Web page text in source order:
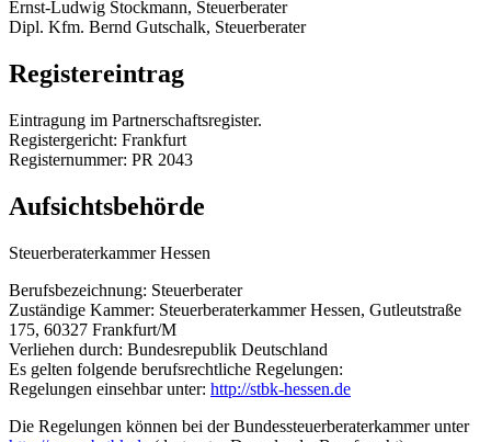
Ernst-Ludwig Stockmann, Steuerberater
Dipl. Kfm. Bernd Gutschalk, Steuerberater
Registereintrag
Eintragung im Partnerschaftsregister.
Registergericht: Frankfurt
Registernummer: PR 2043
Aufsichtsbehörde
Steuerberaterkammer Hessen
Berufsbezeichnung: Steuerberater
Zuständige Kammer: Steuerberaterkammer Hessen, Gutleutstraße
175, 60327 Frankfurt/M
Verliehen durch: Bundesrepublik Deutschland
Es gelten folgende berufsrechtliche Regelungen:
Regelungen einsehbar unter: http://stbk-hessen.de
Die Regelungen können bei der Bundessteuerberaterkammer unter